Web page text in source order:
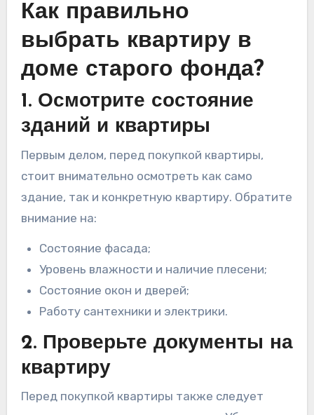
Как правильно
выбрать квартиру в
доме старого фонда?
1. Осмотрите состояние
зданий и квартиры
Первым делом, перед покупкой квартиры,
стоит внимательно осмотреть как само
здание, так и конкретную квартиру. Обратите
внимание на:
Состояние фасада;
Уровень влажности и наличие плесени;
Состояние окон и дверей;
Работу сантехники и электрики.
2. Проверьте документы на
квартиру
Перед покупкой квартиры также следует